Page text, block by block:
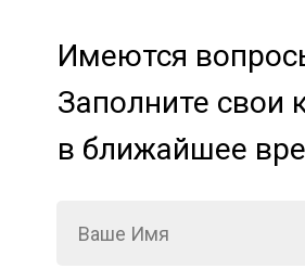
Имеются
Заполните
в ближайшее